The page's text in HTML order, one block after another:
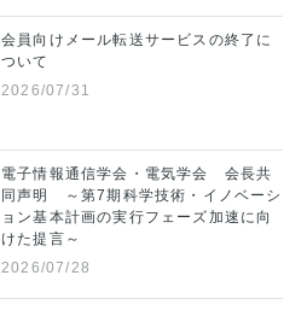
会員向けメール転送サービスの終了に
ついて
2026/07/31
電子情報通信学会・電気学会 会長共
同声明 ～第7期科学技術・イノベーシ
ョン基本計画の実行フェーズ加速に向
けた提言～
2026/07/28